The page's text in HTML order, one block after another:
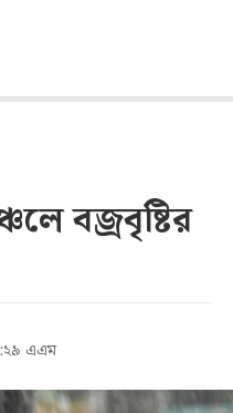
বজ্রবৃষ্টির
এএম